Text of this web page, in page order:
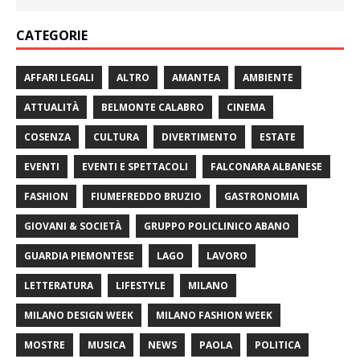
CATEGORIE
AFFARI LEGALI ALTRO AMANTEA AMBIENTE
ATTUALITÀ BELMONTE CALABRO CINEMA
COSENZA CULTURA DIVERTIMENTO ESTATE
EVENTI EVENTI E SPETTACOLI FALCONARA ALBANESE
FASHION FIUMEFREDDO BRUZIO GASTRONOMIA
GIOVANI & SOCIETÀ GRUPPO POLICLINICO ABANO
GUARDIA PIEMONTESE LAGO LAVORO
LETTERATURA LIFESTYLE MILANO
MILANO DESIGN WEEK MILANO FASHION WEEK
MOSTRE MUSICA NEWS PAOLA POLITICA